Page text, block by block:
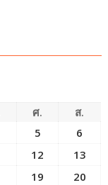
ศ.
ส.
5
6
12
13
19
20